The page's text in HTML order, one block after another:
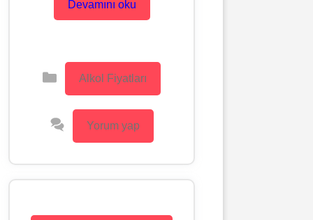
Devamını oku
Alkol Fiyatları
Yorum yap